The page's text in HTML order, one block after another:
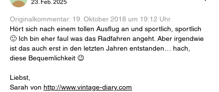
23. Feb. 2025
Originalkommentar: 19. Oktober 2018 um 19:12 Uhr
Hört sich nach einem tollen Ausflug an und sportlich, sportlich
🙂 Ich bin eher faul was das Radfahren angeht. Aber irgendwie
ist das auch erst in den letzten Jahren entstanden… hach,
diese Bequemlichkeit 😉
Liebst,
Sarah von http://www.vintage-diary.com